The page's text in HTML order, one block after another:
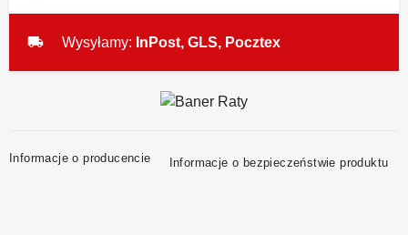
local_shipping Wysyłamy: InPost, GLS, Pocztex
Informacje o producencie Informacje o bezpieczeństwie produktu